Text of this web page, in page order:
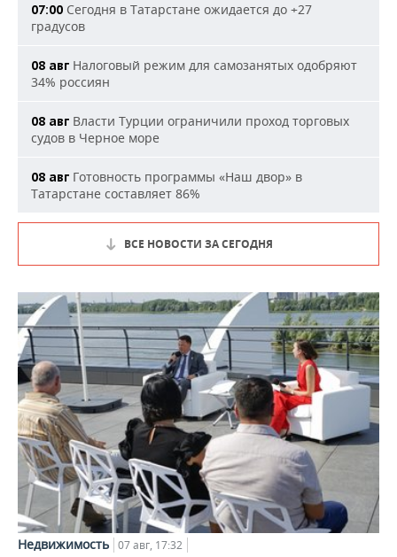
07:00 Сегодня в Татарстане ожидается до +27
градусов
08 авг Налоговый режим для самозанятых одобряют
34% россиян
08 авг Власти Турции ограничили проход торговых
судов в Черное море
08 авг Готовность программы «Наш двор» в
Татарстане составляет 86%
ВСЕ НОВОСТИ ЗА СЕГОДНЯ
Недвижимость 07 авг, 17:32